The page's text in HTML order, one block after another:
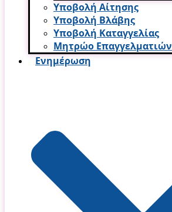
Υποβολή Αίτησης
Υποβολή Βλάβης
Υποβολή Καταγγελίας
Μητρώο Επαγγελματιών
Ενημέρωση